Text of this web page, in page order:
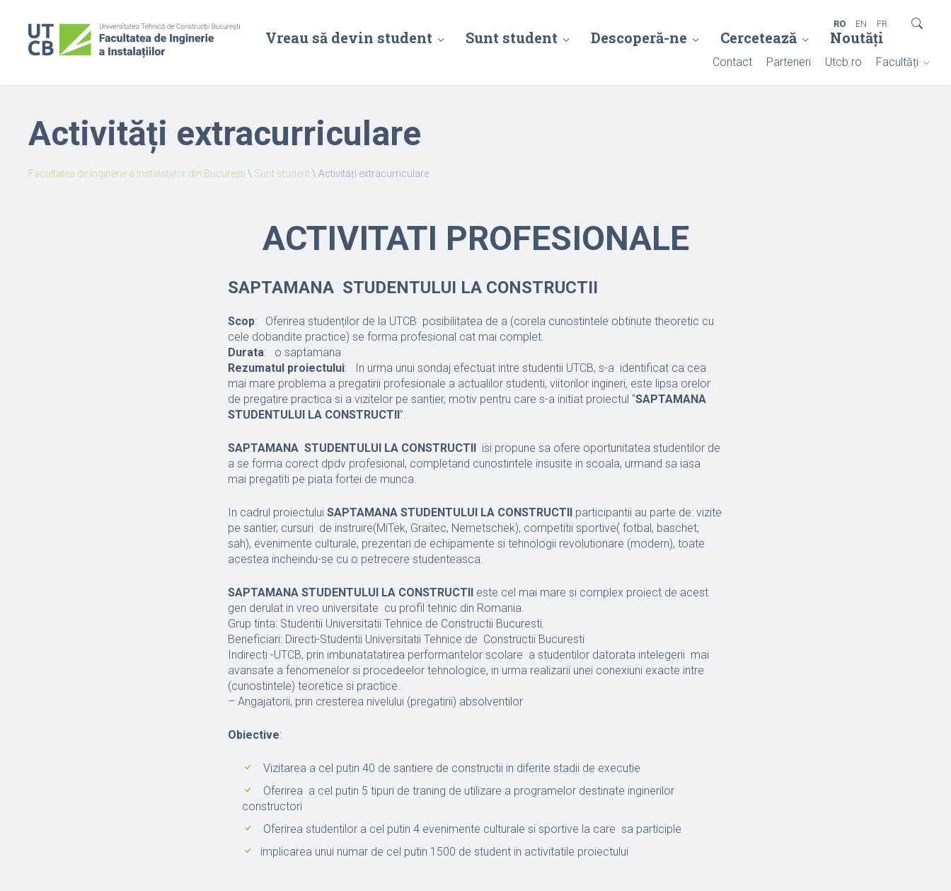
Vreau să devin student Sunt student Descoperă-ne Cercetează Noutăți
Contact Parteneri Utcb.ro Facultăți
RO EN FR
Activități extracurriculare
Facultatea de Inginerie a Instalațiilor din București \ Sunt student\ Activități extracurriculare
ACTIVITATI PROFESIONALE
SAPTAMANA STUDENTULUI LA CONSTRUCTII
Scop: Oferirea studenților de la UTCB posibilitatea de a (corela cunostintele obtinute theoretic cu
cele dobandite practice) se forma profesional cat mai complet.
Durata: o saptamana
Rezumatul proiectului: In urma unui sondaj efectuat intre studentii UTCB, s-a identificat ca cea
mai mare problema a pregatirii profesionale a actualilor studenti, viitorilor ingineri, este lipsa orelor
de pregatire practica si a vizitelor pe santier, motiv pentru care s-a initiat proiectul “SAPTAMANA
STUDENTULUI LA CONSTRUCTII”.
SAPTAMANA STUDENTULUI LA CONSTRUCTII isi propune sa ofere oportunitatea studentilor de
a se forma corect dpdv profesional, completand cunostintele insusite in scoala, urmand sa iasa
mai pregatiti pe piata fortei de munca.
In cadrul proiectului SAPTAMANA STUDENTULUI LA CONSTRUCTII participantii au parte de: vizite
pe santier, cursuri de instruire(MiTek, Graitec, Nemetschek), competitii sportive( fotbal, baschet,
sah), evenimente culturale, prezentari de echipamente si tehnologii revolutionare (modern), toate
acestea incheindu-se cu o petrecere studenteasca.
SAPTAMANA STUDENTULUI LA CONSTRUCTII este cel mai mare si complex proiect de acest
gen derulat in vreo universitate cu profil tehnic din Romania.
Grup tinta: Studentii Universitatii Tehnice de Constructii Bucuresti.
Beneficiari: Directi-Studentii Universitatii Tehnice de Constructii Bucuresti
Indirecti -UTCB, prin imbunatatatirea performantelor scolare a studentilor datorata intelegerii mai
avansate a fenomenelor si procedeelor tehnologice, in urma realizarii unei conexiuni exacte intre
(cunostintele) teoretice si practice.
– Angajatorii, prin cresterea nivelului (pregatirii) absolventilor
Obiective:
Vizitarea a cel putin 40 de santiere de constructii in diferite stadii de executie
Oferirea a cel putin 5 tipuri de traning de utilizare a programelor destinate inginerilor
constructori
Oferirea studentilor a cel putin 4 evenimente culturale si sportive la care sa participle
implicarea unui numar de cel putin 1500 de student in activitatile proiectului